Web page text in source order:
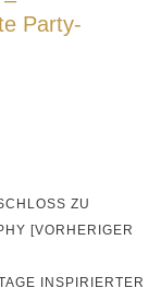
Party-
ZU
[VORHERIGER
INSPIRIERTER